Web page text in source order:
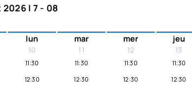
2026 | 7 - 08
lun
10
mar
11
mer
12
jeu
13
11:30
12:30
11:30
12:30
11:30
12:30
11:30
12:30